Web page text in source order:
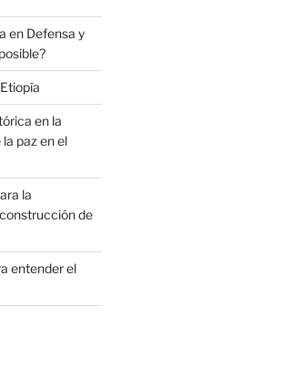
en Defensa y
en la
paz en el
la
de
entender el